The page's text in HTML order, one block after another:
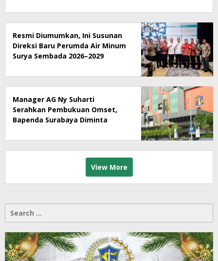
Resmi Diumumkan, Ini Susunan
Direksi Baru Perumda Air Minum
Surya Sembada 2026–2029
Manager AG Ny Suharti
Serahkan Pembukuan Omset,
Bapenda Surabaya Diminta
View More
Search
for: